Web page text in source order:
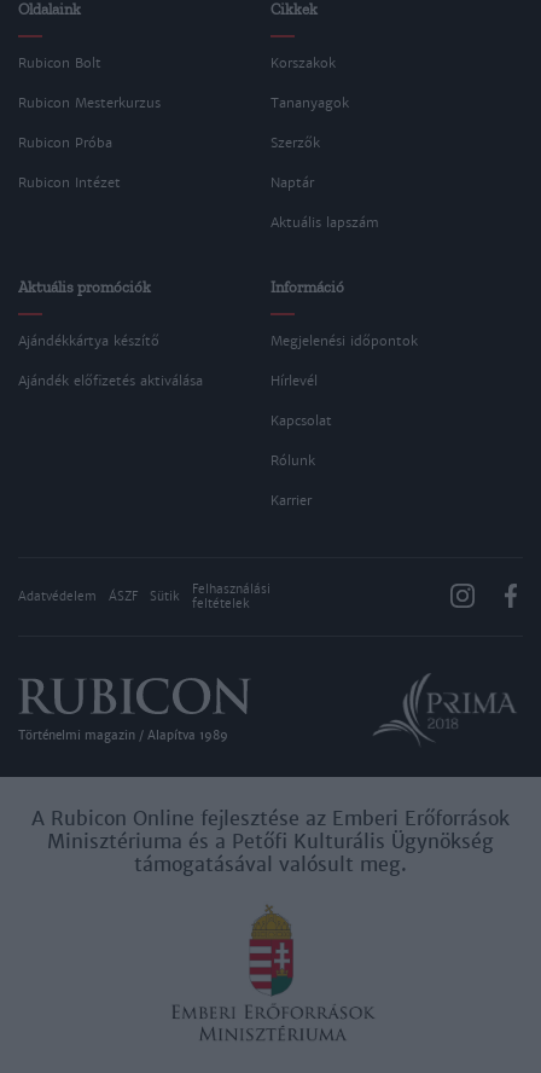
Oldalaink
Rubicon Bolt
Rubicon Mesterkurzus
Rubicon Próba
Rubicon Intézet
Cikkek
Korszakok
Tananyagok
Szerzők
Naptár
Aktuális lapszám
Aktuális promóciók
Ajándékkártya készítő
Ajándék előfizetés aktiválása
Információ
Megjelenési időpontok
Hírlevél
Kapcsolat
Rólunk
Karrier
Adatvédelem ÁSZF Sütik
Felhasználási
feltételek
Történelmi magazin / Alapítva 1989
A Rubicon Online fejlesztése az Emberi Erőforrások
Minisztériuma és a Petőfi Kulturális Ügynökség
támogatásával valósult meg.